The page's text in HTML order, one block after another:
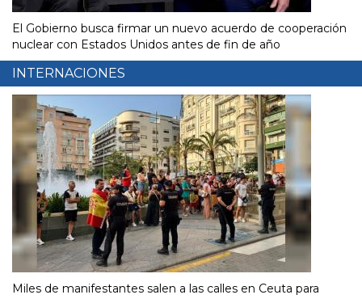
El Gobierno busca firmar un nuevo acuerdo de cooperación
nuclear con Estados Unidos antes de fin de año
INTERNACIONES
Miles de manifestantes salen a las calles en Ceuta para